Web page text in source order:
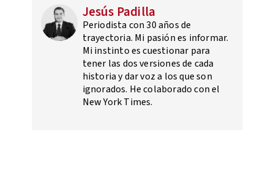
Jesús Padilla
Periodista con 30 años de
trayectoria. Mi pasión es informar.
Mi instinto es cuestionar para
tener las dos versiones de cada
historia y dar voz a los que son
ignorados. He colaborado con el
New York Times.